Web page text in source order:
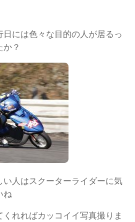
には色々な目的の人が居るっ
？
い人はスクーターライダーに気
ね
れればカッコイイ写真撮りま